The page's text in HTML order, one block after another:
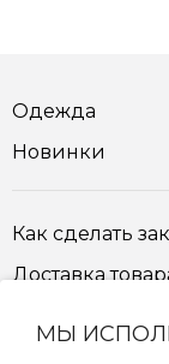
Одежда
Новинки
Как сделать
Доставка
МЫ